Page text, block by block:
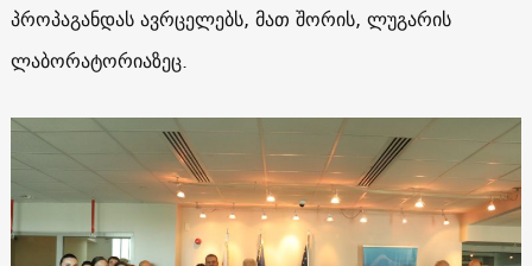
პროპაგანდას ავრცელებს, მათ შორის, ლუგარის
ლაბორატორიაზეც.